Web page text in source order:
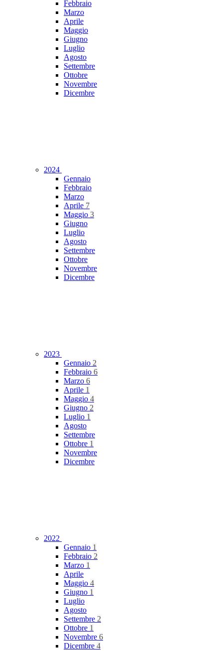
Febbraio
Marzo
Aprile
Maggio
Giugno
Luglio
Agosto
Settembre
Ottobre
Novembre
Dicembre
2024
Gennaio
Febbraio
Marzo
Aprile 7
Maggio 3
Giugno
Luglio
Agosto
Settembre
Ottobre
Novembre
Dicembre
2023
Gennaio 2
Febbraio 6
Marzo 6
Aprile 1
Maggio 4
Giugno 2
Luglio 1
Agosto
Settembre
Ottobre 1
Novembre
Dicembre
2022
Gennaio 1
Febbraio 2
Marzo 1
Aprile
Maggio 4
Giugno 1
Luglio
Agosto
Settembre 2
Ottobre 1
Novembre 6
Dicembre 4